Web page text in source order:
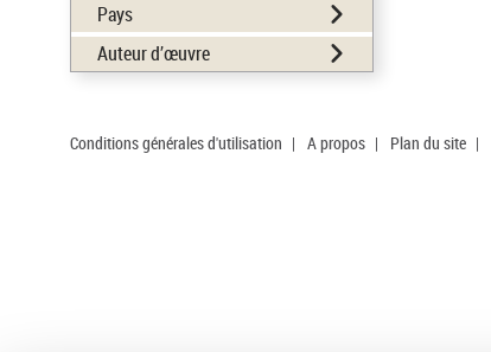
Pays
Auteur d’œuvre
Conditions générales d'utilisation | A propos | Plan du site |